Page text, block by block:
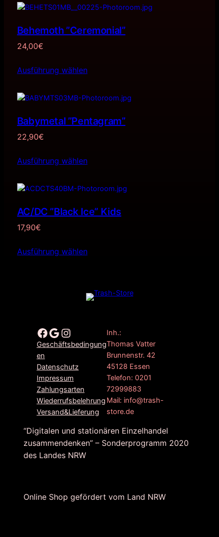
Behemoth ”Ceremonial”
24,00€
Ausführung wählen
Babymetal ”Pentagram”
22,90€
Ausführung wählen
AC/DC ”Black Ice” Kids
17,90€
Ausführung wählen
Facebook Google Instagram
Geschäftsbedingung
en
Datenschutz
Impressum
Zahlungsarten
Wiederrufsbelehrung
Versand&Lieferung
Inh.:
Thomas Vatter
Brunnenstr. 42
45128 Essen
Telefon: 0201
72999883
Mail: info@trash-
store.de
“Digitalen und stationären Einzelhandel
zusammendenken” – Sonderprogramm 2020
des Landes NRW
Online Shop gefördert vom Land NRW